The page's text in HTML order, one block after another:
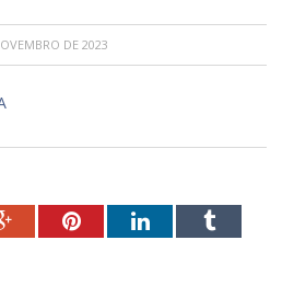
DE 2023
Google+PinterestLinkedInTumblr